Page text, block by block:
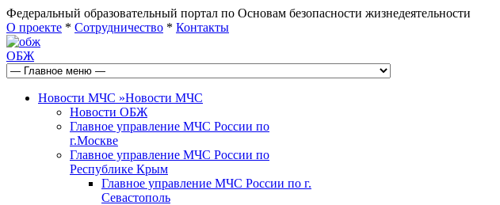
Федеральный образовательный портал по Основам безопасности жизнедеятельности
О проекте * Сотрудничество * Контакты
ОБЖ
Новости МЧС »Новости МЧС
Новости ОБЖ
Главное управление МЧС России по
г.Москве
Главное управление МЧС России по
Республике Крым
Главное управление МЧС России по г.
Севастополь